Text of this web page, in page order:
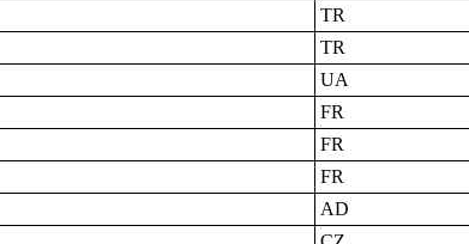
TR
TR
UA
FR
FR
FR
AD